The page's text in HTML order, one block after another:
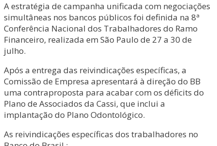
A estratégia de campanha unificada com negociações
simultâneas nos bancos públicos foi definida na 8ª
Conferência Nacional dos Trabalhadores do Ramo
Financeiro, realizada em São Paulo de 27 a 30 de
julho.
Após a entrega das reivindicações específicas, a
Comissão de Empresa apresentará à direção do BB
uma contraproposta para acabar com os déficits do
Plano de Associados da Cassi, que inclui a
implantação do Plano Odontológico.
As reivindicações específicas dos trabalhadores no